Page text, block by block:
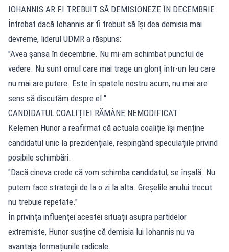
IOHANNIS AR FI TREBUIT SĂ DEMISIONEZE ÎN DECEMBRIE
Întrebat dacă Iohannis ar fi trebuit să își dea demisia mai
devreme, liderul UDMR a răspuns:
"Avea șansa în decembrie. Nu mi-am schimbat punctul de
vedere. Nu sunt omul care mai trage un glonț într-un leu care
nu mai are putere. Este în spatele nostru acum, nu mai are
sens să discutăm despre el."
CANDIDATUL COALIȚIEI RĂMÂNE NEMODIFICAT
Kelemen Hunor a reafirmat că actuala coaliție își menține
candidatul unic la prezidențiale, respingând speculațiile privind
posibile schimbări.
"Dacă cineva crede că vom schimba candidatul, se înșală. Nu
putem face strategii de la o zi la alta. Greșelile anului trecut
nu trebuie repetate."
În privința influenței acestei situații asupra partidelor
extremiste, Hunor susține că demisia lui Iohannis nu va
avantaja formațiunile radicale.